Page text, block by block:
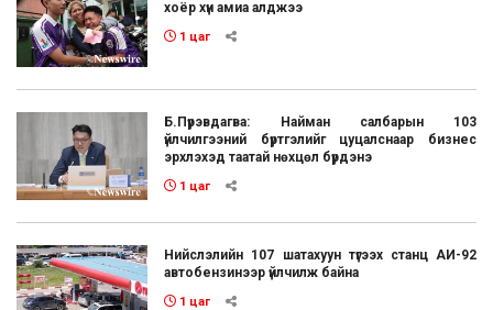
хоёр хүн амиа алджээ
1 цаг
Б.Пүрэвдагва: Найман салбарын 103
үйлчилгээний бүртгэлийг цуцалснаар бизнес
эрхлэхэд таатай нөхцөл бүрдэнэ
1 цаг
Нийслэлийн 107 шатахуун түгээх станц АИ-92
автобензинээр үйлчилж байна
1 цаг